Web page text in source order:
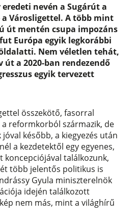
nevén a Sugárút a
Városligettel. A több mint
út mentén csupa impozáns
Európa egyik legkorábbi
Nem véletlen tehát,
út a 2020-ban rendezendő
egyik tervezett
összekötő, fasorral
reformkorból származik, de
később, a kiegyezés után
a kezdetektől egy egyenes,
találkozunk,
több jelentős politikus is
Gyula miniszterelnök
idején találkozott
nem más, mint a világhírű